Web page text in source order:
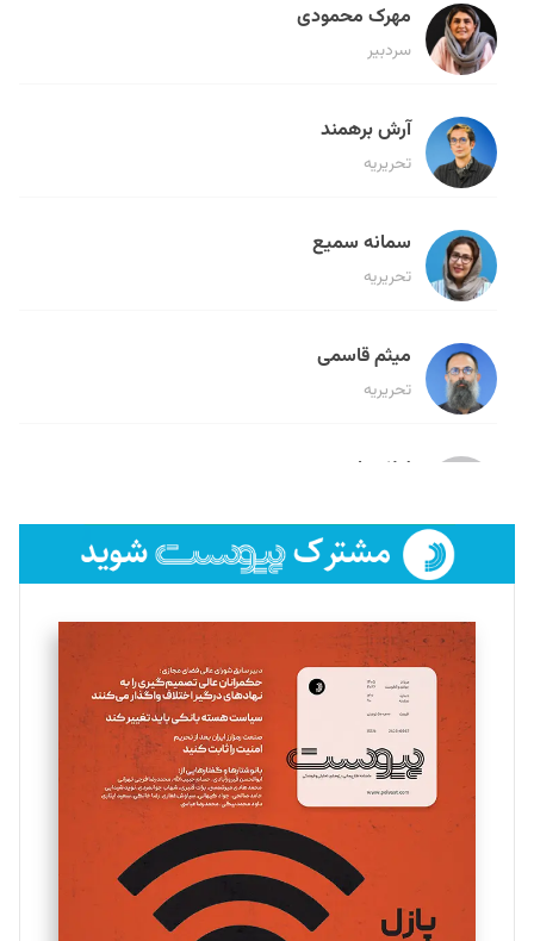
مهرک محمودی
سردبیر
آرش برهمند
تحریریه
سمانه سمیع
تحریریه
میثم قاسمی
تحریریه
لیلا حنارود
فائزه فتحی رستمی
تحریریه
سروش کرمیان
تحریریه
مینا پاکدل
یسنا امان‌پور